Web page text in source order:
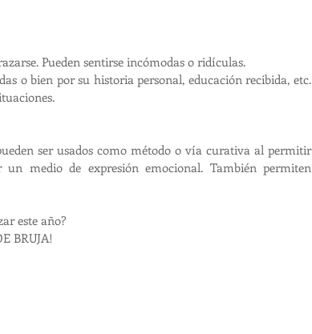
Pueden sentirse incómodas o ridículas.
o bien por su historia personal, educación recibida, etc.
ser usados como método o vía curativa al permitir
medio de expresión emocional. También permiten
este año?
BRUJA!